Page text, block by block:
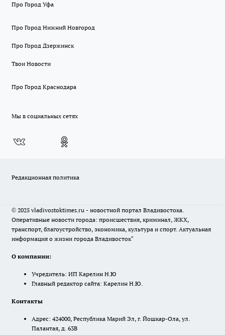
Про Город Уфа
Про Город Нижний Новгород
Про Город Дзержинск
Твои Новости
Про Город Краснодара
Мы в социальных сетях
Редакционная политика
© 2025 vladivostoktimes.ru - новостной портал Владивостока.
Оперативные новости города: происшествия, криминал, ЖКХ,
транспорт, благоустройство, экономика, культура и спорт. Актуальная
информация о жизни города Владивосток"
О компании:
Учредитель: ИП Карелин Н.Ю
Главный редактор сайта: Карелин Н.Ю.
Контакты
Адрес: 424000, Республика Марий Эл, г. Йошкар-Ола, ул.
Палантая, д. 63В